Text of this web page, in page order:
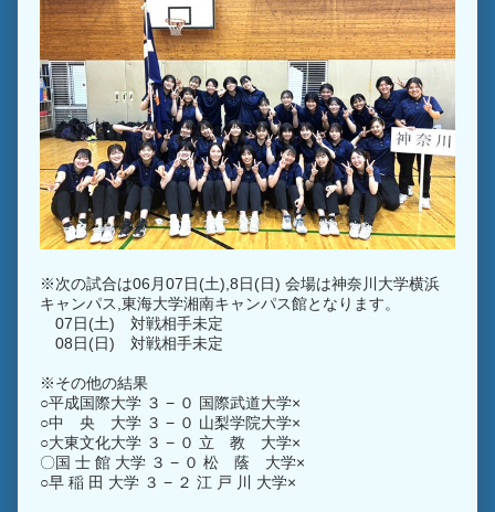
※次の試合は06月07日(土),8日(日) 会場は神奈川大学横浜
キャンパス,東海大学湘南キャンパス館となります。
07日(土) 対戦相手未定
08日(日) 対戦相手未定
※その他の結果
○平成国際大学 ３ − ０ 国際武道大学×
○中 央 大学 ３ − ０ 山梨学院大学×
○大東文化大学 ３ − ０ 立 教 大学×
〇国 士 館 大学 ３ − ０ 松 蔭 大学×
○早 稲 田 大学 ３ − ２ 江 戸 川 大学×